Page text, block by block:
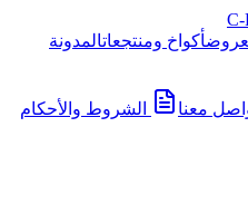
C-
أكواخ ومنتجعاتالمدونة
معنا
الشروط والأحكام